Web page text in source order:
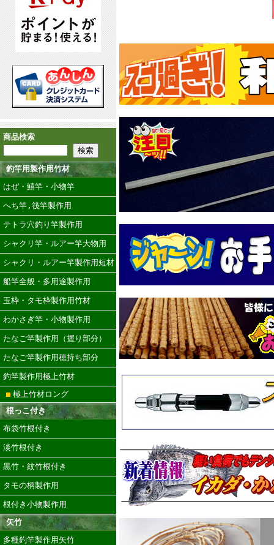
商品検索
釣竿用製作用竹材
はぜ・鱚竿・小物竿
へち竿,筏竿製作用
テトラ穴釣り竿製作用
シャクリ竿・ルアー竿大物用
シャクリ・ルアー竿製作用短材
船竿全般・多用途製作用
玉枠・タモ枠製作用竹材
わかさぎ竿・小物製作用
たなご竿製作用（握り部分）
たなご竿製作用穂持ち部分
釣竿製作用極上竹材
極上竹材ロング
根っこ付き
布袋竹根付き
淡竹根付き
黒竹・紋竹根付き
タモの柄製作用
根付き小物製作用
矢竹
多種釣竿製作用矢竹